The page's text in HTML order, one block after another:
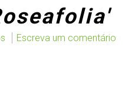
Escreva um comentário